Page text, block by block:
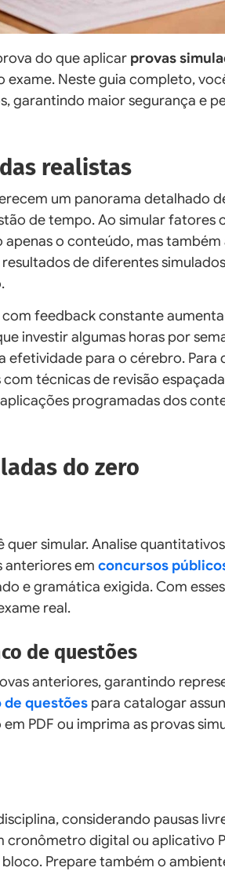
do que aplicar provas
exame. Neste guia completo,
garantindo maior segurança e
realistas
um panorama detalhado
de tempo. Ao simular fatores
o conteúdo, mas também
de diferentes
feedback constante
investir algumas horas por
efetividade para o cérebro. Para
técnicas de revisão
programadas dos
do zero
simular. Analise
anteriores em concursos
e gramática exigida. Com
real.
de questões
anteriores, garantindo
de questões para catalogar
PDF ou imprima as provas
considerando pausas
cronômetro digital ou aplicativo
Prepare também o